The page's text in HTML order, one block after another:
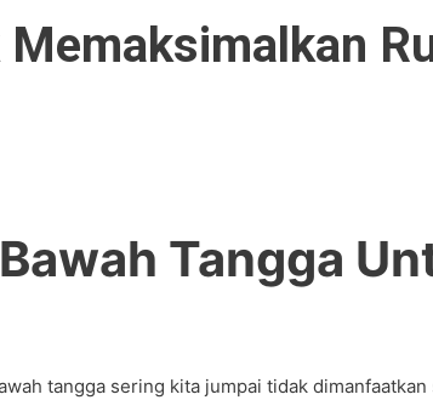
Tangga
tangga sering kita jumpai tidak